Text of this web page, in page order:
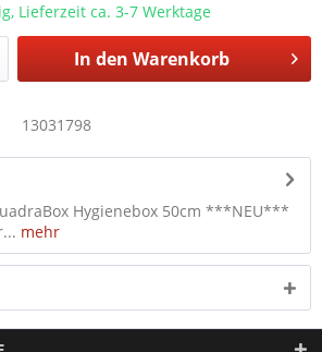
Lieferzeit ca. 3-7 Werktage
In den Warenkorb
13031798
Hygienebox 50cm ***NEU***
mehr